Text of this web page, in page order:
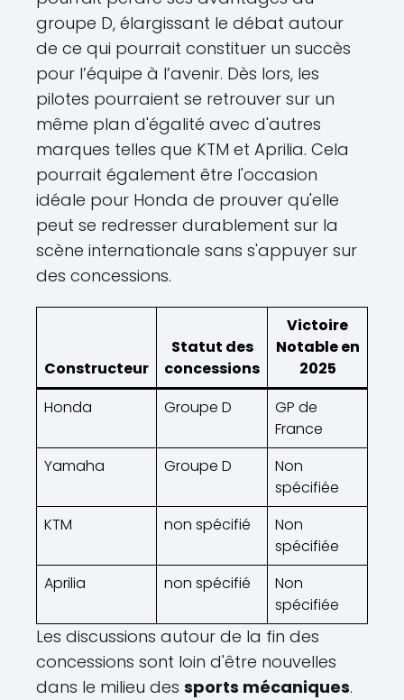
groupe D, élargissant le débat autour
de ce qui pourrait constituer un succès
pour l’équipe à l’avenir. Dès lors, les
pilotes pourraient se retrouver sur un
même plan d'égalité avec d'autres
marques telles que KTM et Aprilia. Cela
pourrait également être l'occasion
idéale pour Honda de prouver qu'elle
peut se redresser durablement sur la
scène internationale sans s'appuyer sur
des concessions.
Constructeur
Statut des
concessions
Victoire
Notable en
2025
Honda
Groupe D
GP de
France
Yamaha
Groupe D
Non
spécifiée
KTM
non spécifié
Non
spécifiée
Aprilia
non spécifié
Non
spécifiée
Les discussions autour de la fin des
concessions sont loin d'être nouvelles
dans le milieu des sports mécaniques.